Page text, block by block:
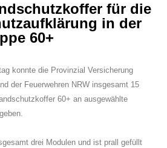
für die
in der
60+
konnte die Provinzial Versicherung
der Feuerwehren NRW insgesamt 15
60+ an ausgewählte
drei Modulen und ist prall gefüllt